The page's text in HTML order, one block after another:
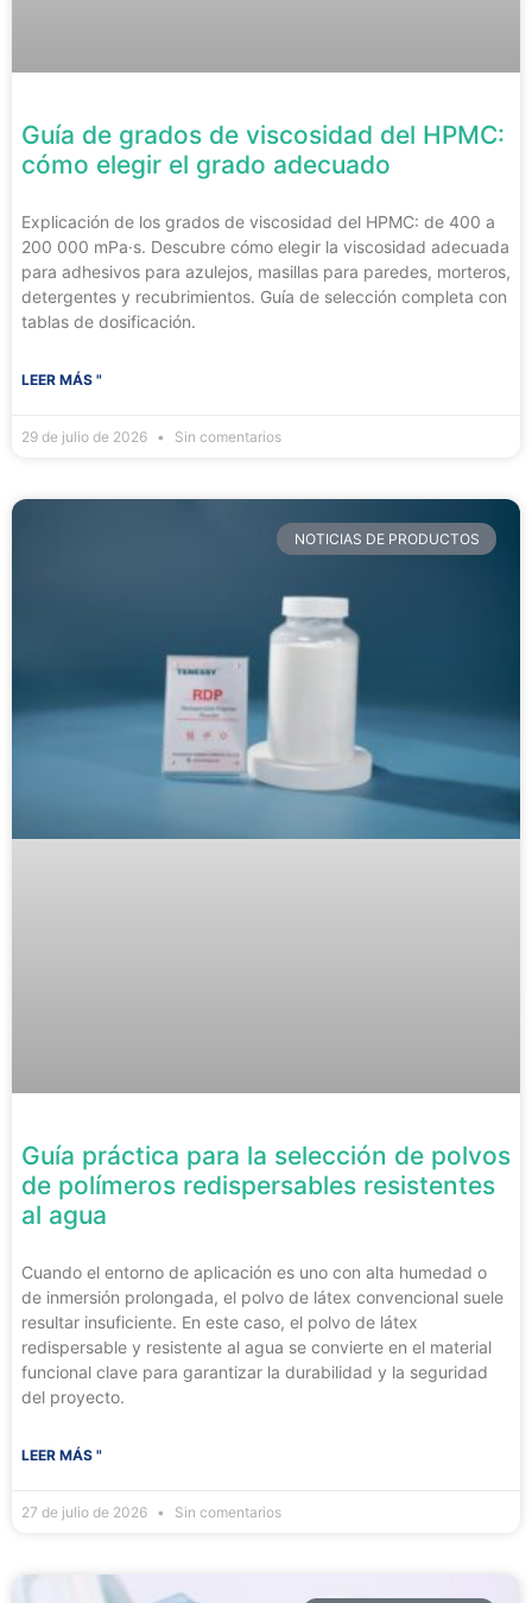
Guía de grados de viscosidad del HPMC:
cómo elegir el grado adecuado
Explicación de los grados de viscosidad del HPMC: de 400 a
200 000 mPa·s. Descubre cómo elegir la viscosidad adecuada
para adhesivos para azulejos, masillas para paredes, morteros,
detergentes y recubrimientos. Guía de selección completa con
tablas de dosificación.
LEER MÁS "
29 de julio de 2026 Sin comentarios
NOTICIAS DE PRODUCTOS
Guía práctica para la selección de polvos
de polímeros redispersables resistentes
al agua
Cuando el entorno de aplicación es uno con alta humedad o
de inmersión prolongada, el polvo de látex convencional suele
resultar insuficiente. En este caso, el polvo de látex
redispersable y resistente al agua se convierte en el material
funcional clave para garantizar la durabilidad y la seguridad
del proyecto.
LEER MÁS "
27 de julio de 2026 Sin comentarios